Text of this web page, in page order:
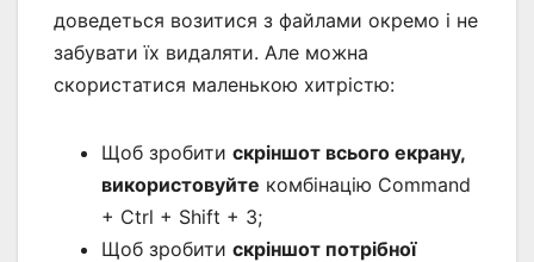
доведеться возитися з файлами окремо і не
забувати їх видаляти. Але можна
скористатися маленькою хитрістю:
Щоб зробити скріншот всього екрану,
використовуйте комбінацію Command
+ Ctrl + Shift + 3;
Щоб зробити скріншот потрібної